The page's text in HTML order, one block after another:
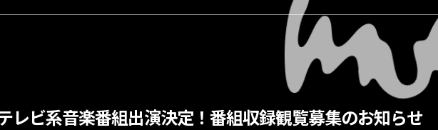
レビ系音楽番組出演決定！番組収録観覧募集のお知らせ